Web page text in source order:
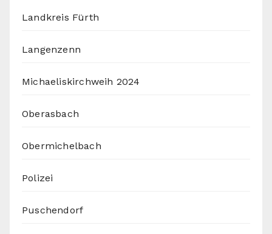
Landkreis Fürth
Langenzenn
Michaeliskirchweih 2024
Oberasbach
Obermichelbach
Polizei
Puschendorf